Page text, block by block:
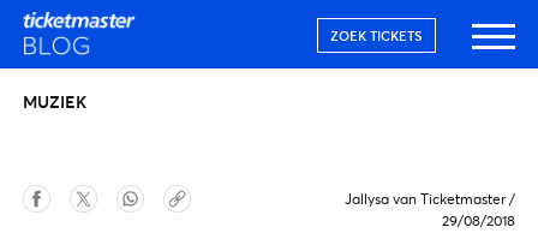
ZOEK TICKETS
MUZIEK
Jallysa van Ticketmaster /
29/08/2018